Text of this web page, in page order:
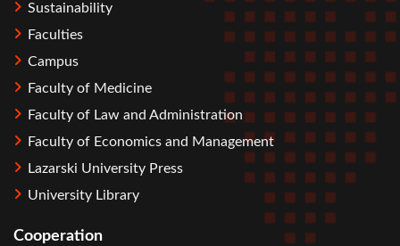
Sustainability
Faculties
Campus
Faculty of Medicine
Faculty of Law and Administration
Faculty of Economics and Management
Lazarski University Press
University Library
Cooperation